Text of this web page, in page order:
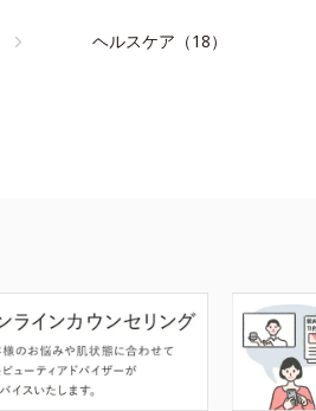
ヘルスケア（18）